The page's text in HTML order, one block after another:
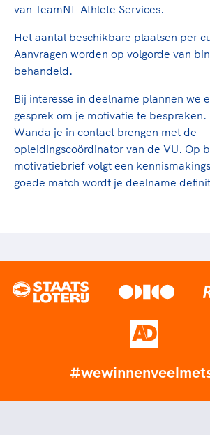
van TeamNL Athlete Services.
Het aantal beschikbare plaatsen per
Aanvragen worden op volgorde van
behandeld.
Bij interesse in deelname plannen we
gesprek om je motivatie te bespreken.
Wanda je in contact brengen met de
opleidingscoördinator van de VU. Op
motivatiebrief volgt een
goede match wordt je deelname